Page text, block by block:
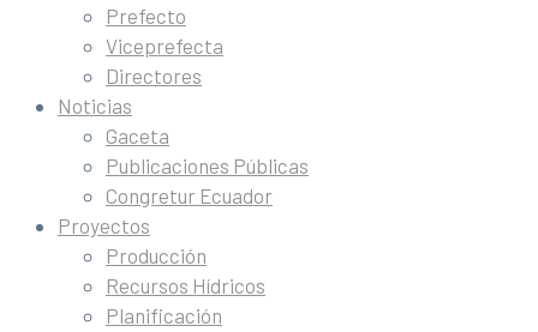
Prefecto
Viceprefecta
Directores
Noticias
Gaceta
Publicaciones Públicas
Congretur Ecuador
Proyectos
Producción
Recursos Hídricos
Planificación